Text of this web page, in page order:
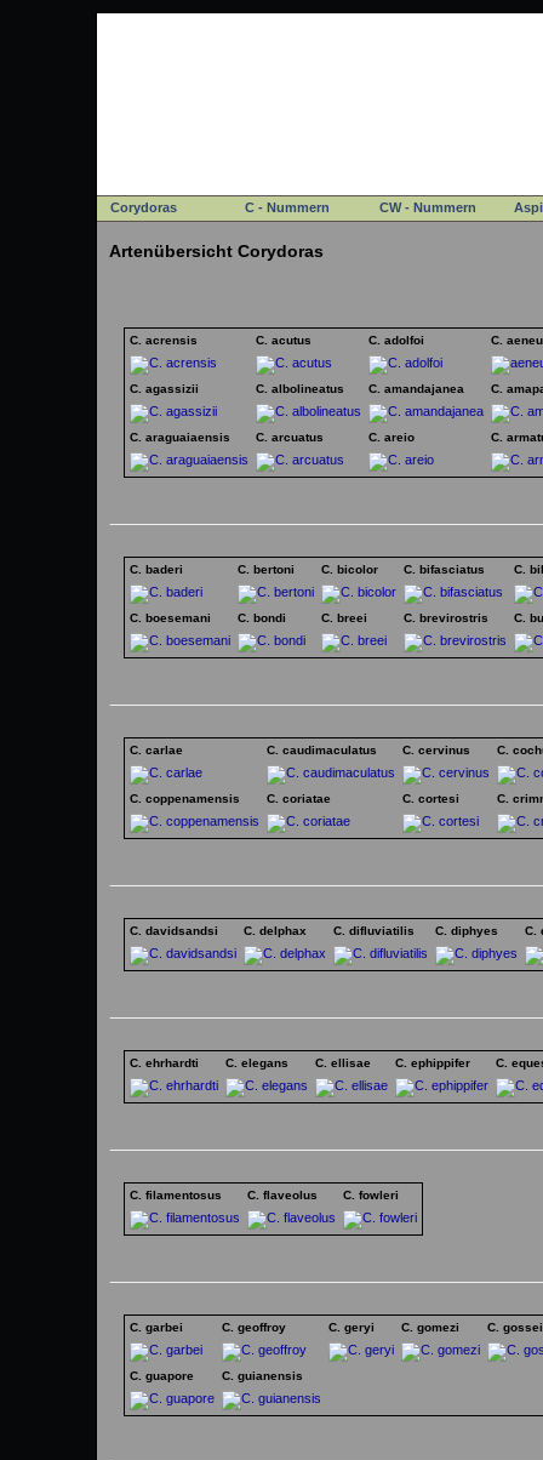
Corydoras C - Nummern CW - Nummern
Artenübersicht Corydoras
C. acrensis C. acutus C. adolfoi C.
C. agassizii C. albolineatus C. amandajanea C.
C. araguaiaensis C. arcuatus C. areio C.
C. baderi C. bertoni C. bicolor C. bifasciatus C.
C. boesemani C. bondi C. breei C. brevirostris C.
C. carlae C. caudimaculatus C. cervinus C.
C. coppenamensis C. coriatae C. cortesi C.
C. davidsandsi C. delphax C. difluviatilis C. diphyes C.
C. ehrhardti C. elegans C. ellisae C. ephippifer C.
C. filamentosus C. flaveolus C. fowleri
C. garbei C. geoffroy C. geryi C. gomezi C. gossei
C. guapore C. guianensis